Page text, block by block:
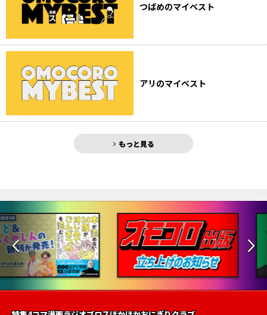
つばめのマイベスト
アリのマイベスト
もっと見る